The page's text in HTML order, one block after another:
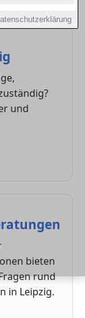
und
bieten
rund
in Leipzig.